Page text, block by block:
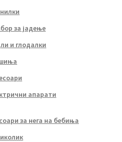
за јадење
и глодалки
апарати
за нега на бебиња